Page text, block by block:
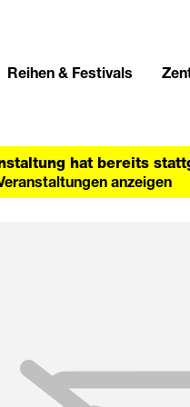
Reihen & Festivals
hat bereits
anzeigen